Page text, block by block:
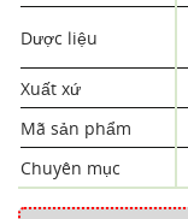
Dược liệu
Xuất xứ
Mã sản phẩm
Chuyên mục